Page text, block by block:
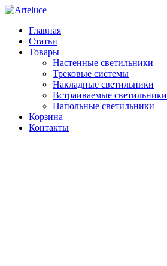
Главная
Статьи
Товары
Настенные светильники
Трековые системы
Накладные светильники
Встраиваемые светильники
Напольные светильники
Корзина
Контакты